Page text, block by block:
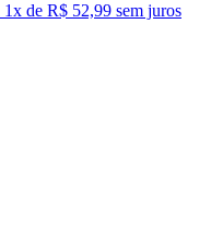
1x de R$ 52,99 sem juros